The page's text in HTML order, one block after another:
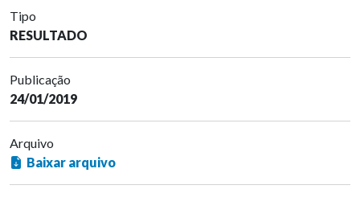
Tipo
RESULTADO
Publicação
24/01/2019
Arquivo
Baixar arquivo